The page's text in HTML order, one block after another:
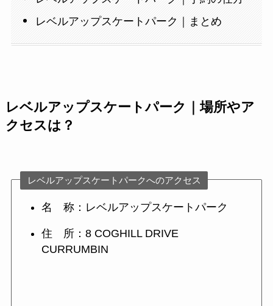
レベルアップスケートパーク｜まとめ
レベルアップスケートパーク｜場所やア
クセスは？
レベルアップスケートパークへのアクセス
名 称：レベルアップスケートパーク
住 所：8 COGHILL DRIVE
CURRUMBIN